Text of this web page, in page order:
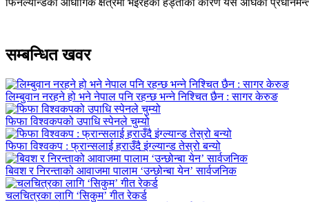
सम्बन्धित खवर
लिम्बुवान नरहने हो भने नेपाल पनि रहन्छ भन्ने निश्चित छैन : सागर केरुङ
फिफा विश्वकपको उपाधि स्पेनले चुम्यो
फिफा विश्वकप : फ्रान्सलाई हराउँदै इंग्ल्यान्ड तेस्रो बन्यो
बिवश र निरन्ताको आवाजमा पालाम ‘उन्छोन्बा येन’ सार्वजनिक
चलचित्रका लागि ‘सिकुम’ गीत रेकर्ड